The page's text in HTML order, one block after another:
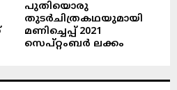
പുതിയൊരു
തുടർചിത്രകഥയുമായി
മണിച്ചെപ്പ് 2021
സെപ്റ്റംബർ ലക്കം